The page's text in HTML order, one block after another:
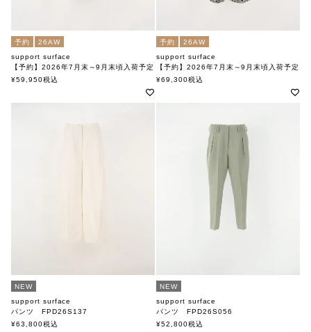
予約
26AW
support surface
【予約】2026年7月末～9月末頃入荷予定
パンツ FPD27A063MDF
¥59,950税込
予約
26AW
support surface
【予約】2026年7月末～9月末頃入荷予定
パンツ FPD27A063MDF
¥69,300税込
NEW
support surface
パンツ FPD26S137
サポートサーフェス
¥63,800税込
NEW
support surface
パンツ FPD26S056
サポートサーフェス
¥52,800税込